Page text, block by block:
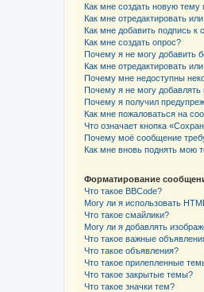
Как мне создать новую
Как мне отредактировать
Как мне добавить подпись
Как мне создать опрос?
Почему я не могу добавить
Как мне отредактировать
Почему мне недоступны
Почему я не могу добавлять
Почему я получил
Как мне пожаловаться на
Что означает кнопка
Почему моё сообщение
Как мне вновь поднять мою
Форматирование
Что такое BBCode?
Могу ли я использовать
Что такое смайлики?
Могу ли я добавлять
Что такое важные
Что такое объявления?
Что такое прилепленные
Что такое закрытые темы?
Что такое значки тем?